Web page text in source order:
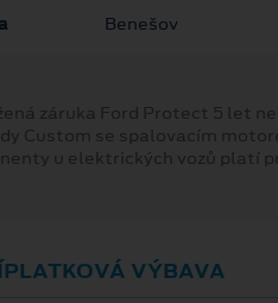
Benešov
záruka Ford Protect 5 let
Custom se spalovacím
u elektrických vozů platí
VÝBAVA